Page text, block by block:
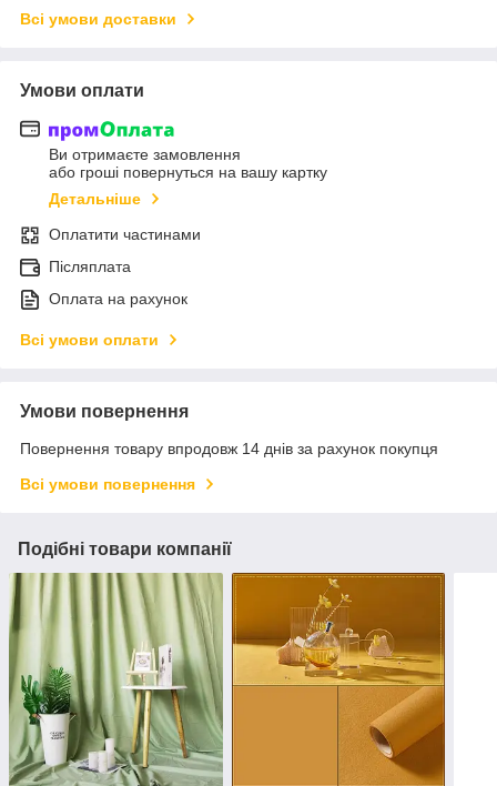
Всі умови доставки
Умови оплати
Ви отримаєте замовлення
або гроші повернуться на вашу картку
Детальніше
Оплатити частинами
Післяплата
Оплата на рахунок
Всі умови оплати
Умови повернення
Повернення товару впродовж 14 днів за рахунок покупця
Всі умови повернення
Подібні товари компанії